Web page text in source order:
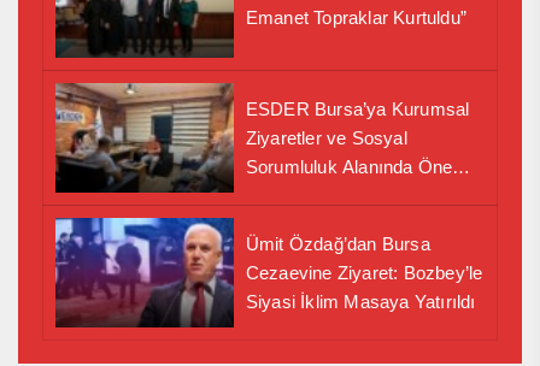
Emanet Topraklar Kurtuldu”
ESDER Bursa’ya Kurumsal
Ziyaretler ve Sosyal
Sorumluluk Alanında Önemli
Ümit Özdağ’dan Bursa
Cezaevine Ziyaret: Bozbey’le
Siyasi İklim Masaya Yatırıldı